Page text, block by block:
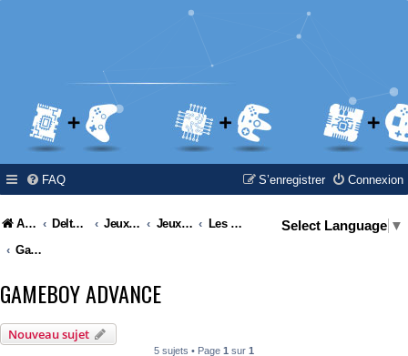
FAQ Connexion
S’enregistrer
Accueil Delta Island Jeux Video Jeux Vidéo & Retrogaming
Les consoles Nintendo
Gameboy Advance
Select Language ▼
GAMEBOY ADVANCE
Nouveau sujet
5 sujets • Page 1 sur 1